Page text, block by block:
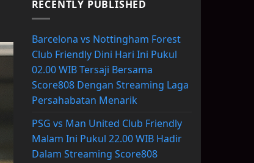
RECENTLY PUBLISHED
Barcelona vs Nottingham Forest
Club Friendly Dini Hari Ini Pukul
02.00 WIB Tersaji Bersama
Score808 Dengan Streaming Laga
Persahabatan Menarik
PSG vs Man United Club Friendly
Malam Ini Pukul 22.00 WIB Hadir
Dalam Streaming Score808